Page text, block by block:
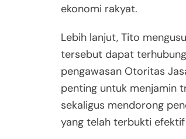
ekonomi rakyat.
Lebih lanjut, Tito
tersebut dapat
pengawasan Otoritas
penting untuk menjamin
sekaligus mendorong
yang telah terbukti